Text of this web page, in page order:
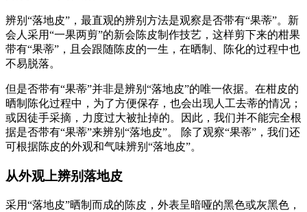
辨别“落地皮”，最直观的辨别方法是观察是否带有“果蒂”。新
会人采用“一果两剪”的新会陈皮制作技艺，这样剪下来的柑果
带有“果蒂”，且会跟随陈皮的一生，在晒制、陈化的过程中也
不易脱落。
但是否带有“果蒂”并非是辨别“落地皮”的唯一依据。在柑皮的
晒制陈化过程中，为了方便保存，也会出现人工去蒂的情况；
或因徒手采摘，力度过大被扯掉的。因此，我们并不能完全根
据是否带有“果蒂”来辨别“落地皮”。 除了观察“果蒂”，我们还
可根据陈皮的外观和气味辨别“落地皮”。
从外观上辨别落地皮
采用“落地皮”晒制而成的陈皮，外表呈暗哑的黑色或灰黑色，